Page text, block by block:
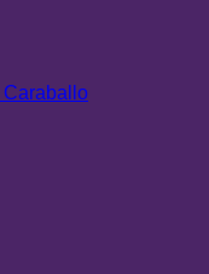
Caraballo